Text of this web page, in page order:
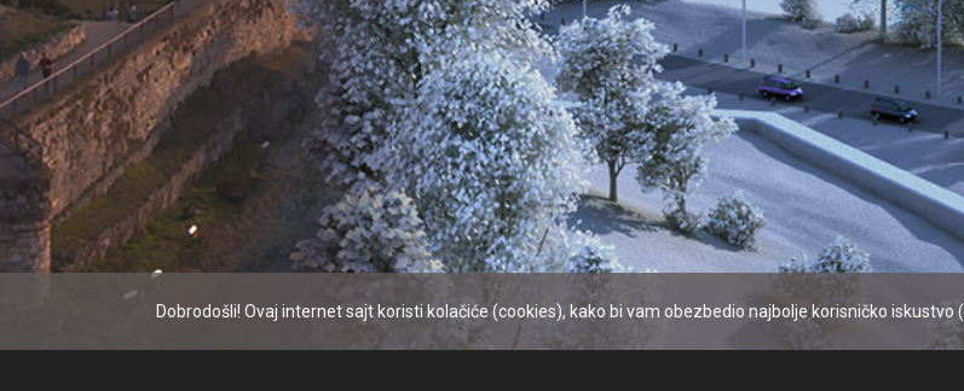
Dobrodošli! Ovaj internet sajt koristi kolačiće (cookies), kako bi vam obezbedio najbolje korisničko iskustvo (